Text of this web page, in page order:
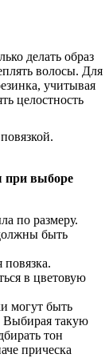
делать образ
волосы. Для
учитывая
целостность
при выборе
по размеру.
быть
в цветовую
могут быть
Выбирая такую
тон
прическа